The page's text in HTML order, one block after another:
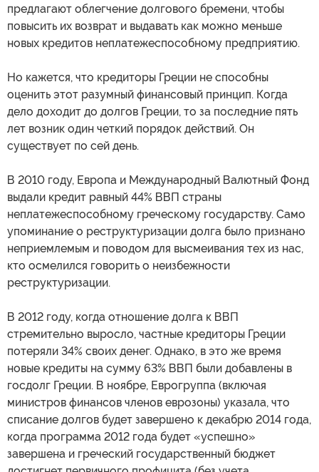
предлагают облегчение долгового бремени, чтобы
повысить их возврат и выдавать как можно меньше
новых кредитов неплатежеспособному предприятию.
Но кажется, что кредиторы Греции не способны
оценить этот разумный финансовый принцип. Когда
дело доходит до долгов Греции, то за последние пять
лет возник один четкий порядок действий. Он
существует по сей день.
В 2010 году, Европа и Международный Валютный Фонд
выдали кредит равный 44% ВВП страны
неплатежеспособному греческому государству. Само
упоминание о реструктуризации долга было признано
неприемлемым и поводом для высмеивания тех из нас,
кто осмелился говорить о неизбежности
реструктуризации.
В 2012 году, когда отношение долга к ВВП
стремительно выросло, частные кредиторы Греции
потеряли 34% своих денег. Однако, в это же время
новые кредиты на сумму 63% ВВП были добавлены в
госдолг Греции. В ноябре, Еврогруппа (включая
министров финансов членов еврозоны) указала, что
списание долгов будет завершено к декабрю 2014 года,
когда программа 2012 года будет «успешно»
завершена и греческий государственный бюджет